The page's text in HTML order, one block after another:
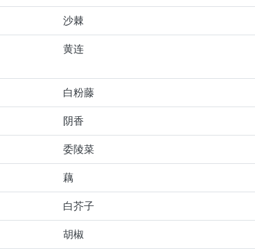
沙棘
黄连
白粉藤
阴香
委陵菜
藕
白芥子
胡椒